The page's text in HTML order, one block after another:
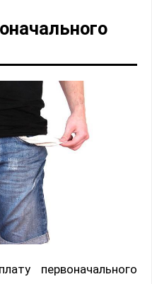
первоначального